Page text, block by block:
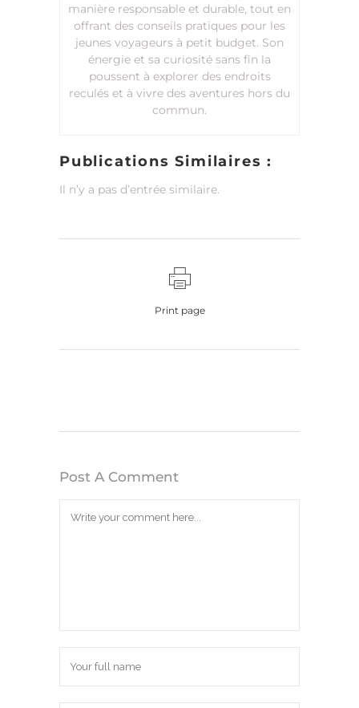
manière responsable et durable, tout en
offrant des conseils pratiques pour les
jeunes voyageurs à petit budget. Son
énergie et sa curiosité sans fin la
poussent à explorer des endroits
reculés et à vivre des aventures hors du
commun.
Publications Similaires :
Il n’y a pas d’entrée similaire.
Print page
Post A Comment